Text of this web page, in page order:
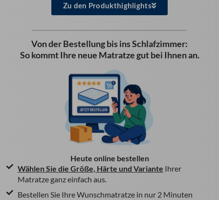
Zu den Produkthighlights
Von der Bestellung bis ins Schlafzimmer:
So kommt Ihre neue Matratze gut bei Ihnen an.
Heute online bestellen
Wählen Sie die Größe, Härte und Variante Ihrer
Matratze ganz einfach aus.
Bestellen Sie Ihre Wunschmatratze in nur 2 Minuten